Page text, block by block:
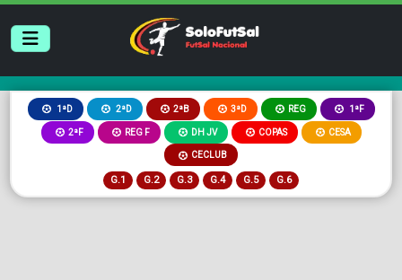
1ªD 2ªD 2ªB 3ªD REG 1ªF
2ªF REG F DH JV COPAS CESA
CECLUB
G.1 G.2 G.3 G.4 G.5 G.6